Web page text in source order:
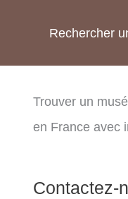
Rechercher
Trouver un
en France avec
Contactez-